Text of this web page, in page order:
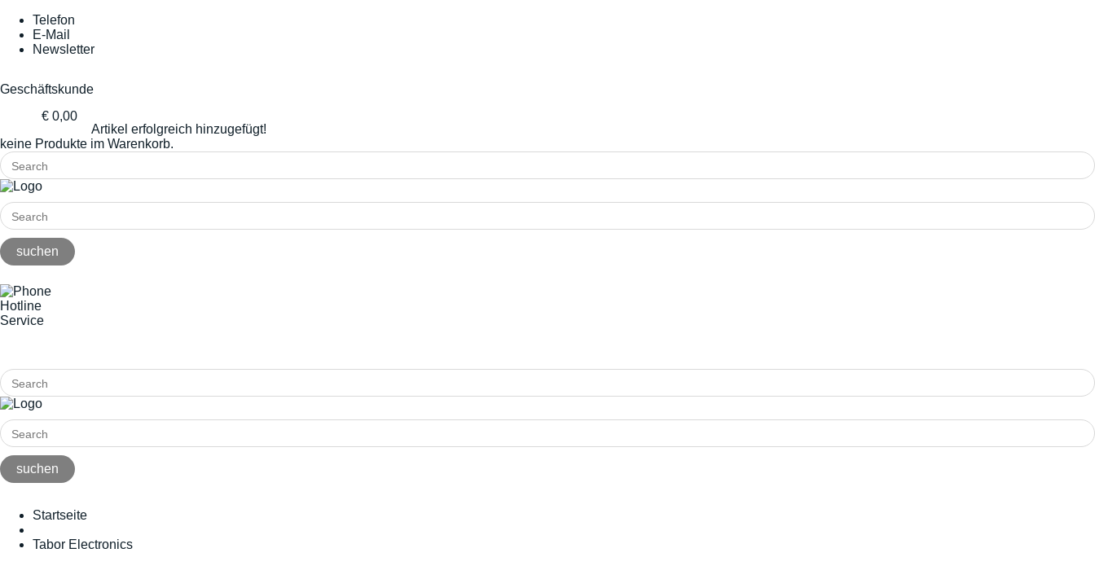
Telefon
E-Mail
Newsletter
Geschäftskunde
€ 0,00
Artikel erfolgreich hinzugefügt!
keine Produkte im Warenkorb.
Hotline
Service
Startseite
Tabor Electronics